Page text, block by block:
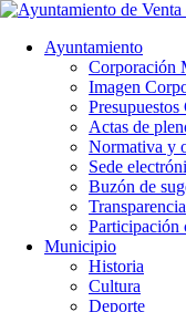
Ayuntamiento
Corporación
Imagen
Presupuestos
Actas de
Normativa y
Sede
Buzón de
Transparencia
Participación
Municipio
Historia
Cultura
Deporte